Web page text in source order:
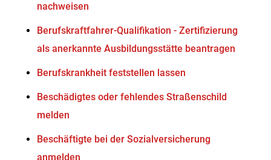
nachweisen
Berufskraftfahrer-Qualifikation - Zertifizierung
als anerkannte Ausbildungsstätte beantragen
Berufskrankheit feststellen lassen
Beschädigtes oder fehlendes Straßenschild
melden
Beschäftigte bei der Sozialversicherung
anmelden